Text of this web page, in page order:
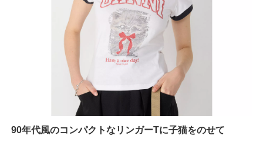
90年代風のコンパクトなリンガーTに子猫をのせて